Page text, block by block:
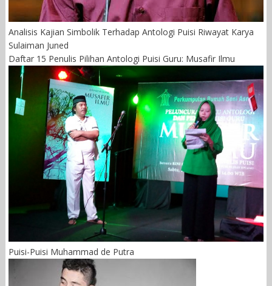
Analisis Kajian Simbolik Terhadap Antologi Puisi Riwayat Karya
Sulaiman Juned
Daftar 15 Penulis Pilihan Antologi Puisi Guru: Musafir Ilmu
Puisi-Puisi Muhammad de Putra